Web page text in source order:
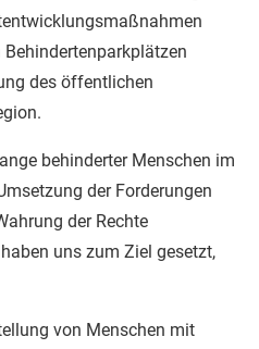
des öffentlichen
behinderter Menschen im
der Forderungen
der Rechte
uns zum Ziel gesetzt,
von Menschen mit